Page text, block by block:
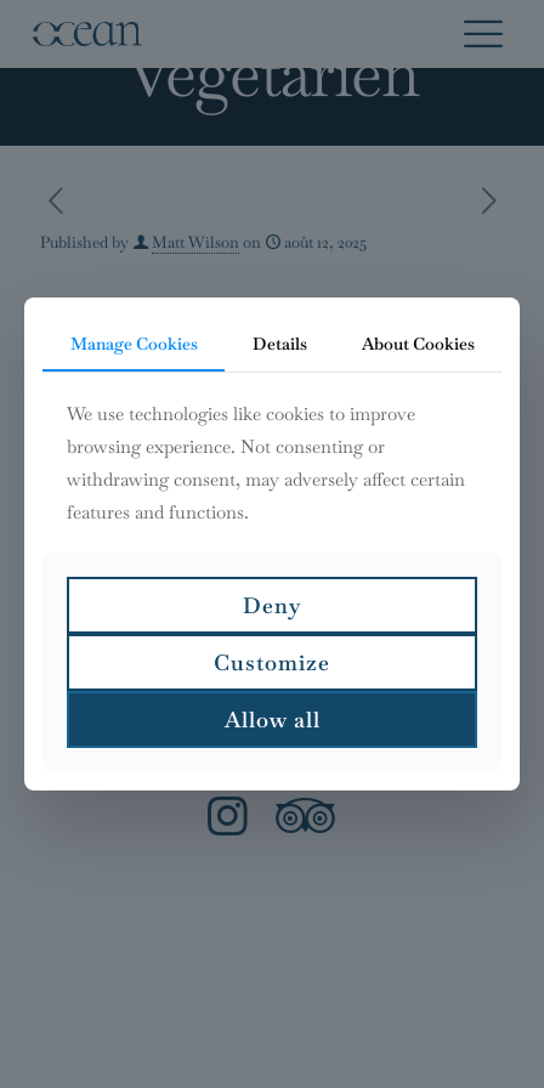
Végétarien
Published by Matt Wilson on août 12, 2025
Végétarien
23.00€
Share
© 2026 Ocean byNuméro 15| Tous droits réservés |Mentions
Manage Cookies Details About Cookies
We use technologies like cookies to improve
browsing experience. Not consenting or
withdrawing consent, may adversely affect certain
features and functions.
Deny
Customize
Allow all